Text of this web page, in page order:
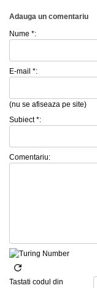
Adauga un comentariu
Nume *:
E-mail *:
(nu se afiseaza pe site)
Subiect *:
Comentariu:
Tastati codul din